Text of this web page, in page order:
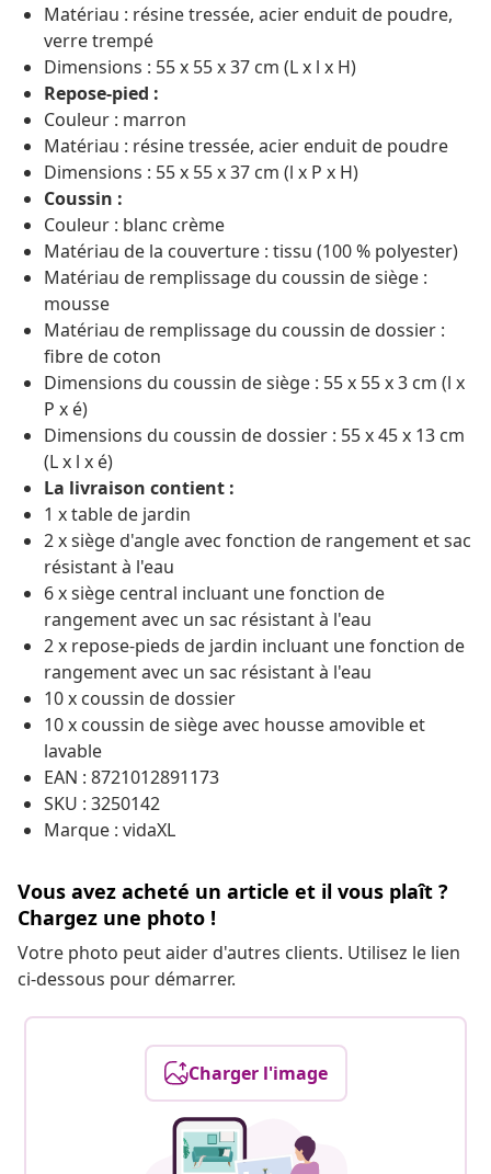
Matériau : résine tressée, acier enduit de poudre,
verre trempé
Dimensions : 55 x 55 x 37 cm (L x l x H)
Repose-pied :
Couleur : marron
Matériau : résine tressée, acier enduit de poudre
Dimensions : 55 x 55 x 37 cm (l x P x H)
Coussin :
Couleur : blanc crème
Matériau de la couverture : tissu (100 % polyester)
Matériau de remplissage du coussin de siège :
mousse
Matériau de remplissage du coussin de dossier :
fibre de coton
Dimensions du coussin de siège : 55 x 55 x 3 cm (l x
P x é)
Dimensions du coussin de dossier : 55 x 45 x 13 cm
(L x l x é)
La livraison contient :
1 x table de jardin
2 x siège d'angle avec fonction de rangement et sac
résistant à l'eau
6 x siège central incluant une fonction de
rangement avec un sac résistant à l'eau
2 x repose-pieds de jardin incluant une fonction de
rangement avec un sac résistant à l'eau
10 x coussin de dossier
10 x coussin de siège avec housse amovible et
lavable
EAN : 8721012891173
SKU : 3250142
Marque : vidaXL
Vous avez acheté un article et il vous plaît ?
Chargez une photo !
Votre photo peut aider d'autres clients. Utilisez le lien
ci-dessous pour démarrer.
Charger l'image